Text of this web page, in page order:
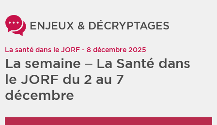
ENJEUX & DÉCRYPTAGES
La santé dans le JORF - 8 décembre 2025
La semaine – La Santé dans
le JORF du 2 au 7
décembre